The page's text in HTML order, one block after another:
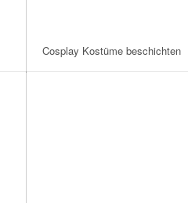
Cosplay Kostüme beschichten